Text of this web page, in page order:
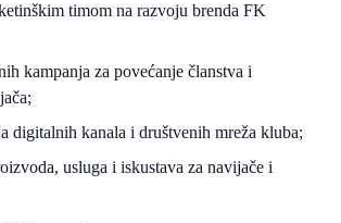
timom na razvoju brenda FK
kampanja za povećanje članstva i
digitalnih kanala i društvenih mreža kluba;
usluga i iskustava za navijače i